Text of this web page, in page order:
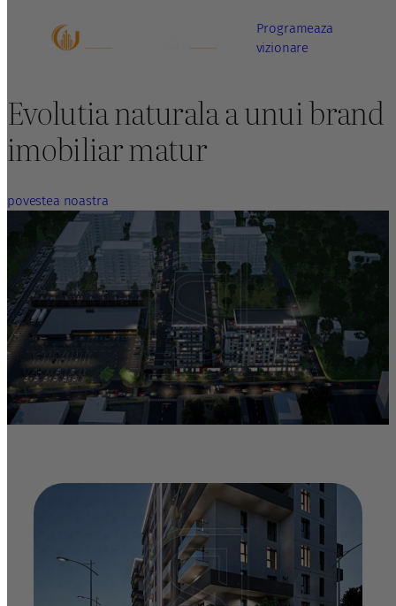
Programeaza
vizionare
Evolutia naturala a unui brand
imobiliar matur
povestea noastra